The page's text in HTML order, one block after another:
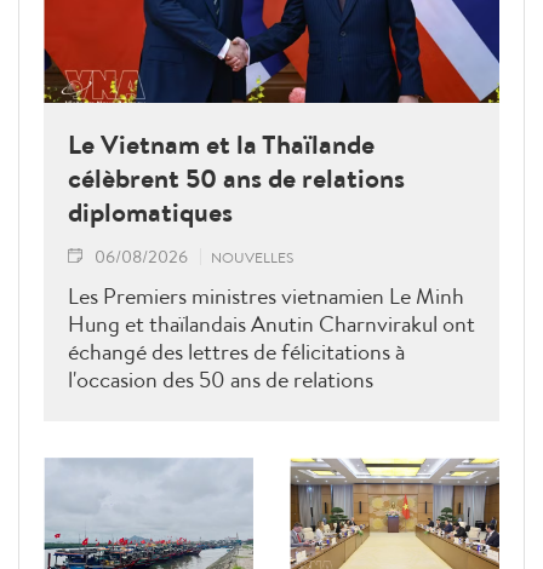
Le Vietnam et la Thaïlande
célèbrent 50 ans de relations
diplomatiques
06/08/2026 NOUVELLES
Les Premiers ministres vietnamien Le Minh
Hung et thaïlandais Anutin Charnvirakul ont
échangé des lettres de félicitations à
l'occasion des 50 ans de relations